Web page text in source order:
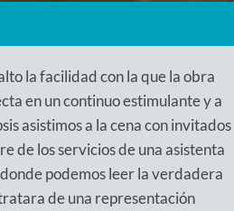
la facilidad con la que la obra
en un continuo estimulante y a
asistimos a la cena con invitados
de los servicios de una asistenta
podemos leer la verdadera
de una representación